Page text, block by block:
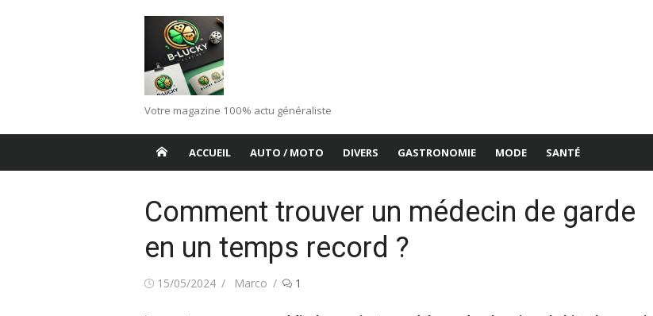
Votre magazine 100% actu généraliste
ACCUEIL AUTO / MOTO DIVERS GASTRONOMIE MODE SANTÉ
Comment trouver un médecin de garde
en un temps record ?
Publié15/05/2024 Auteur/autrice
Marco 1